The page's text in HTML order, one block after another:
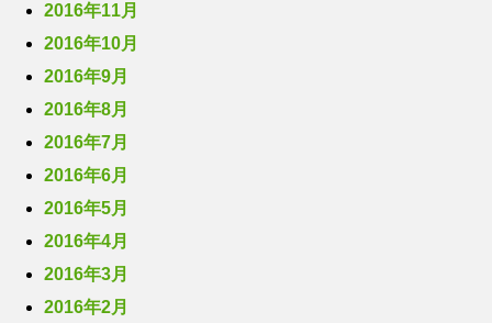
2016年11月
2016年10月
2016年9月
2016年8月
2016年7月
2016年6月
2016年5月
2016年4月
2016年3月
2016年2月